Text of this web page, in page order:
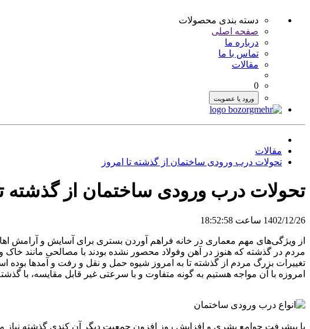
دسته بندی محصولات
صفحه اصلی
درباره ما
تماس با ما
مقالات
0
ورود یا عضویت
مقالات
تحولات درب ورودی ساختمان از گذشته تا امروز
تحولات درب ورودی ساختمان از گذشته
1402/12/26 ساعت 18:52:58
از ویژگی‌های مهم معماری در خانه فراهم آوردن بستری برای آسایش و آرامش
مردم در گذشته که هنوز در آهن وفولاد محصور نشده بودند با مصالحی مانند
تغییرات بزرگ مردم از گذشته تا به امروز شیوه حمل و نقل و رفت و آمدها
امروزه با آن مواجه هستیم به گونه متفاوت و با سرعتی غیر قابل مقایسه، با
با پیشرفت جوامع بشری و افزایش روز افزون جمعیت دیگر آن کندی گذشته نیاز